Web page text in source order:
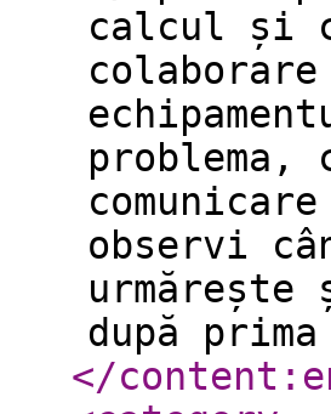
calcul și
observi
după
</